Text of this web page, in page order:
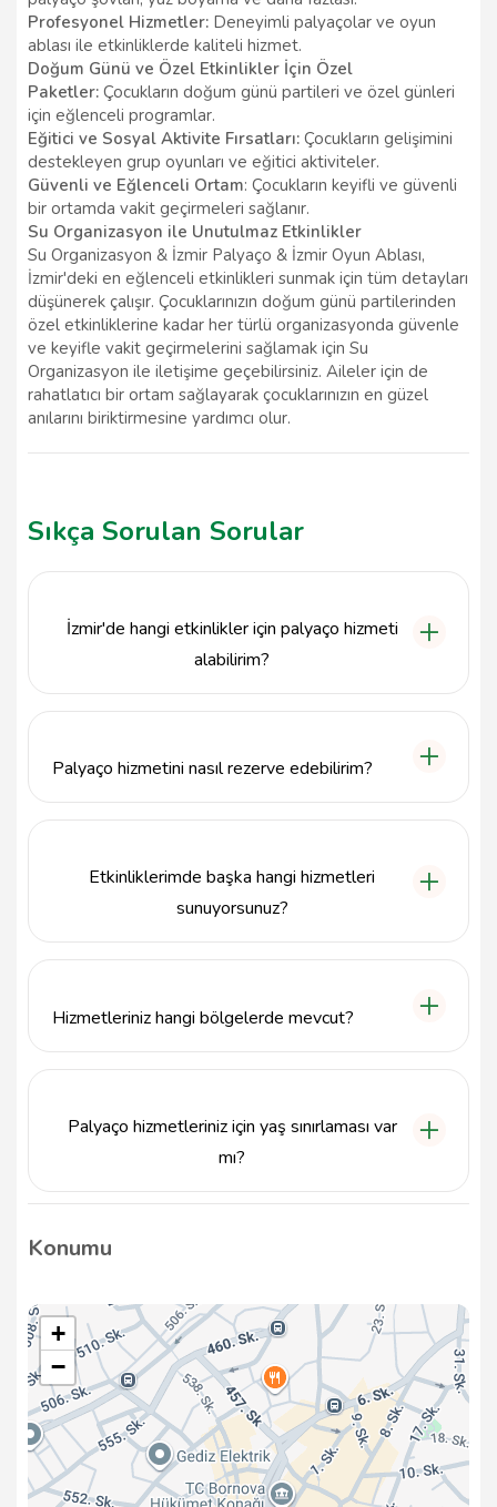
Profesyonel Hizmetler: Deneyimli palyaçolar ve oyun
ablası ile etkinliklerde kaliteli hizmet.
Doğum Günü ve Özel Etkinlikler İçin Özel
Paketler: Çocukların doğum günü partileri ve özel günleri
için eğlenceli programlar.
Eğitici ve Sosyal Aktivite Fırsatları: Çocukların gelişimini
destekleyen grup oyunları ve eğitici aktiviteler.
Güvenli ve Eğlenceli Ortam: Çocukların keyifli ve güvenli
bir ortamda vakit geçirmeleri sağlanır.
Su Organizasyon ile Unutulmaz Etkinlikler
Su Organizasyon & İzmir Palyaço & İzmir Oyun Ablası,
İzmir'deki en eğlenceli etkinlikleri sunmak için tüm detayları
düşünerek çalışır. Çocuklarınızın doğum günü partilerinden
özel etkinliklerine kadar her türlü organizasyonda güvenle
ve keyifle vakit geçirmelerini sağlamak için Su
Organizasyon ile iletişime geçebilirsiniz. Aileler için de
rahatlatıcı bir ortam sağlayarak çocuklarınızın en güzel
anılarını biriktirmesine yardımcı olur.
Sıkça Sorulan Sorular
İzmir'de hangi etkinlikler için palyaço hizmeti
alabilirim?
Palyaço hizmetini nasıl rezerve edebilirim?
gönderebilirsiniz.
Etkinliklerimde başka hangi hizmetleri
sunuyorsunuz?
Hizmetleriniz hangi bölgelerde mevcut?
Palyaço hizmetleriniz için yaş sınırlaması var
mı?
Palyaço hizmetlerimiz genellikle 1 yaş ve üzeri
yaş gruplarına hitap edebiliriz.
Konumu
+
−